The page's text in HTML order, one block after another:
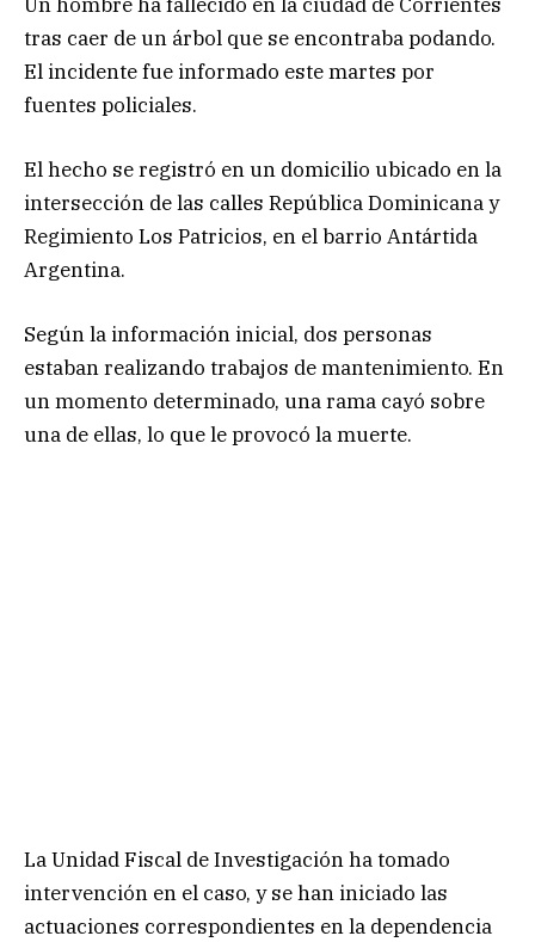
tras caer de un árbol que se encontraba podando.
El incidente fue informado este martes por
fuentes policiales.
El hecho se registró en un domicilio ubicado en la
intersección de las calles República Dominicana y
Regimiento Los Patricios, en el barrio Antártida
Argentina.
Según la información inicial, dos personas
estaban realizando trabajos de mantenimiento. En
un momento determinado, una rama cayó sobre
una de ellas, lo que le provocó la muerte.
La Unidad Fiscal de Investigación ha tomado
intervención en el caso, y se han iniciado las
actuaciones correspondientes en la dependencia